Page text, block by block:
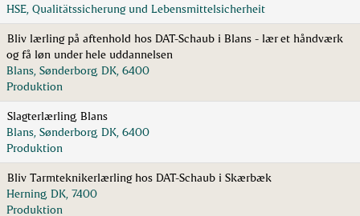
HSE, Qualitätssicherung und Lebensmittelsicherheit
Bliv lærling på aftenhold hos DAT-Schaub i Blans - lær et håndværk
og få løn under hele uddannelsen
Blans, Sønderborg, DK, 6400
Produktion
Slagterlærling, Blans
Blans, Sønderborg, DK, 6400
Produktion
Bliv Tarmteknikerlærling hos DAT-Schaub i Skærbæk
Herning, DK, 7400
Produktion